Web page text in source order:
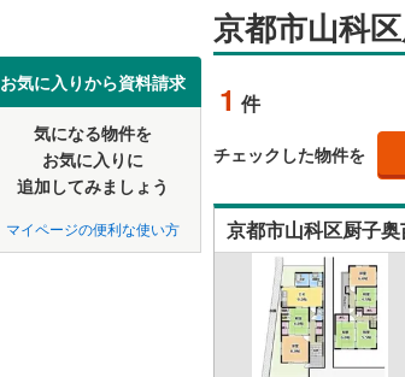
お気に入りから資料請求
気になる物件を
お気に入りに
追加してみましょう
マイページの便利な使い方
京都市山科
1 件
チェックした物件を
京都市山科区厨子
信越・北陸
近畿
中国
四国
九州・沖縄
地下鉄